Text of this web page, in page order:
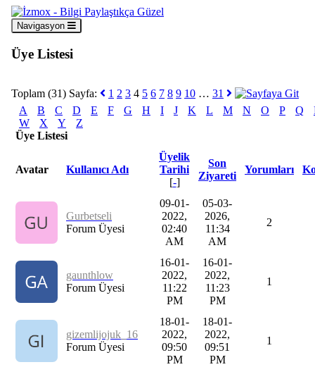
Navigasyon
Üye Listesi
Toplam (31) Sayfa: 1 2 3 4 5 6 7 8 9 10 … 31
A
B C D E F G H I J K L M N O P Q
W
X Y
Z
Üye Listesi
Avatar Kullanıcı Adı
Üyelik
Tarihi
[-]
Son
Ziyareti
Yorumları
Gurbetseli
Forum Üyesi
09-01-
2022,
02:40
AM
05-03-
2026,
11:34
AM
2
gaunthlow
Forum Üyesi
16-01-
2022,
11:22
PM
16-01-
2022,
11:23
PM
1
gizemlijojuk_16
Forum Üyesi
18-01-
2022,
09:50
PM
18-01-
2022,
09:51
PM
1